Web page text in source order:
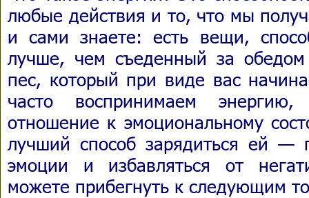
любые действия и то, что мы
и сами знаете: есть вещи,
лучше, чем съеденный за
пес, который при виде вас
часто воспринимаем
отношение к эмоциональному
лучший способ зарядиться ей —
эмоции и избавляться от
можете прибегнуть к следующим